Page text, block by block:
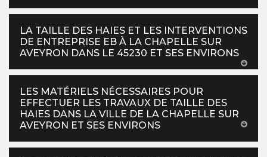
LA TAILLE DES HAIES ET LES INTERVENTIONS
DE ENTREPRISE EB À LA CHAPELLE SUR
AVEYRON DANS LE 45230 ET SES ENVIRONS
LES MATÉRIELS NÉCESSAIRES POUR
EFFECTUER LES TRAVAUX DE TAILLE DES
HAIES DANS LA VILLE DE LA CHAPELLE SUR
AVEYRON ET SES ENVIRONS